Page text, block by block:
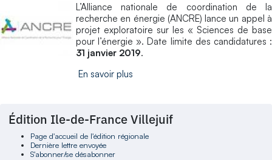
L’Alliance nationale de coordination de la
recherche en énergie (ANCRE) lance un appel à
projet exploratoire sur les « Sciences de base
pour l’énergie ». Date limite des candidatures :
31 janvier 2019.
En savoir plus
Édition Ile-de-France Villejuif
Page d'accueil de l'édition régionale
Dernière lettre envoyée
S'abonner/se désabonner